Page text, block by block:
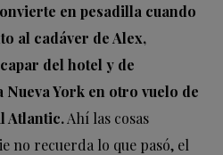
en pesadilla cuando
al cadáver de Alex,
del hotel y de
York en otro vuelo de
Atlantic.Ahí las cosas
no recuerda lo que pasó, el